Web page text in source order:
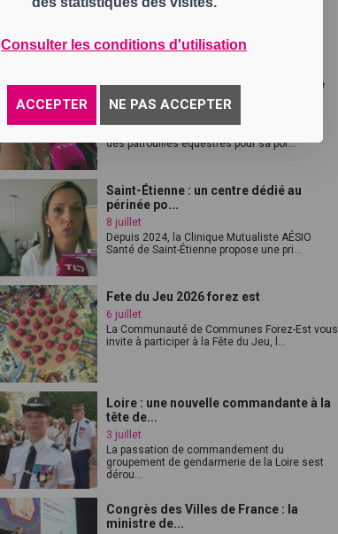
Consulter les conditions d'utilisation
ACCEPTER NE PAS ACCEPTER
10 juillet
sabotier du département. Héritier d'u...
Saint-Chamond : la police municipale
teste le...
des patrouilles équestres pour sa pol...
Saint-Étienne : un centre dédié au
périnée po...
8 juillet
Depuis 2024, la Clinique Mutualiste AÉSIO
Santé de Saint-Étienne propose une pri...
Fete du Jeu 2026 forez est
6 juillet
La Communauté de Communes Forez-Est vous
invite à participer à la Fête du Jeu, l...
Loire : une nouvelle commandante à la
tête de...
3 juillet
La passation de commandement du
groupement de gendarmerie de la Loire sest
dérou...
Congrès des Villes de France : la
ministre de...